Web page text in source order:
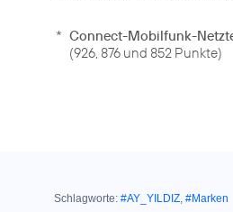
* Connect-Mobilfunk-
(926, 876 und 852 Punkte)
Schlagworte: #AY_YILDIZ #Marken